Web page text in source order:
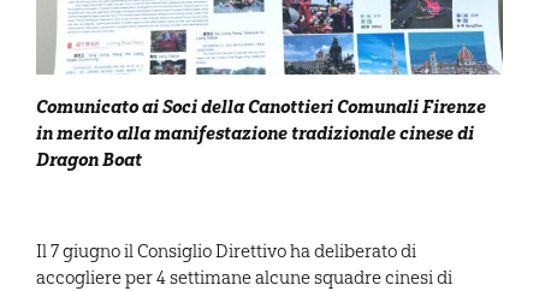
Comunicato ai Soci della Canottieri Comunali Firenze
in merito alla manifestazione tradizionale cinese di
Dragon Boat
Il 7 giugno il Consiglio Direttivo ha deliberato di
accogliere per 4 settimane alcune squadre cinesi di